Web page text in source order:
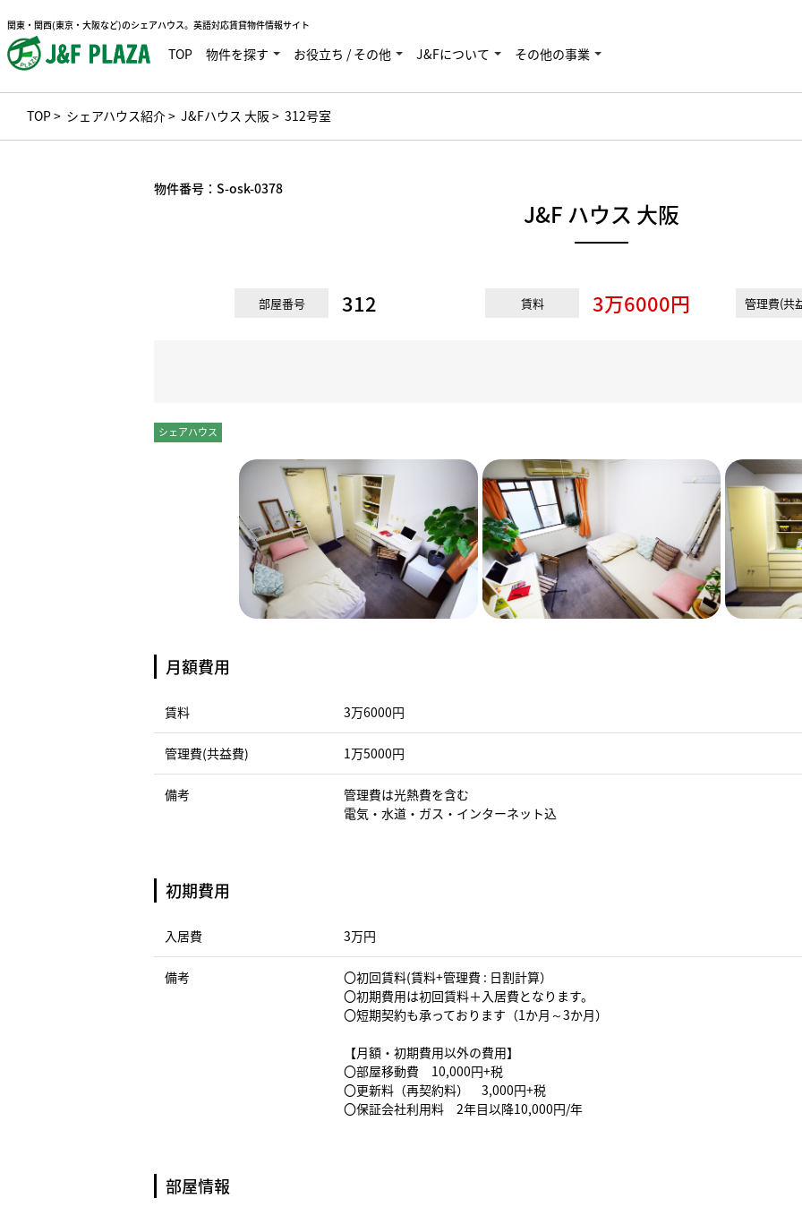
関東・関西(東京・大阪など)のシェアハウス。英語対応賃貸物件情報サイト
TOP 物件を探す お役立ち / その他 J&Fについて その他の事業
TOP> シェアハウス紹介> J&Fハウス 大阪> 312号室
物件番号： S-osk-0378
J&F ハウス 大阪
部屋番号 312 賃料 3万6000円 管理費(共
シェアハウス
月額費用
賃料 3万6000円
管理費(共益費) 1万5000円
備考
管理費は光熱費を含む
電気・水道・ガス・インターネット込
初期費用
入居費 3万円
備考
〇初回賃料(賃料+管理費 : 日割計算）
〇初期費用は初回賃料＋入居費となります。
〇短期契約も承っております（1か月～3か月）
【月額・初期費用以外の費用】
〇部屋移動費 10,000円+税
〇更新料（再契約料） 3,000円+税
〇保証会社利用料 2年目以降10,000円/年
部屋情報